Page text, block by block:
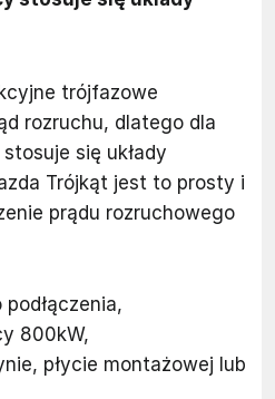
trójfazowe
rozruchu, dlatego dla
się układy
Trójkąt jest to prosty i
prądu rozruchowego
800kW,
płycie montażowej lub